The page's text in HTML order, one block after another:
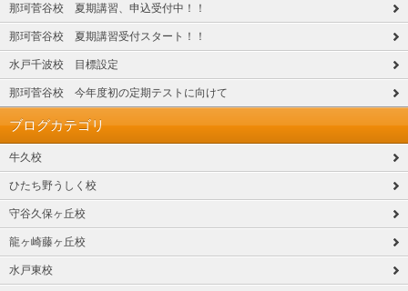
那珂菅谷校 夏期講習、申込受付中！！
那珂菅谷校 夏期講習受付スタート！！
水戸千波校 目標設定
那珂菅谷校 今年度初の定期テストに向けて
ブログカテゴリ
牛久校
ひたち野うしく校
守谷久保ヶ丘校
龍ヶ崎藤ヶ丘校
水戸東校